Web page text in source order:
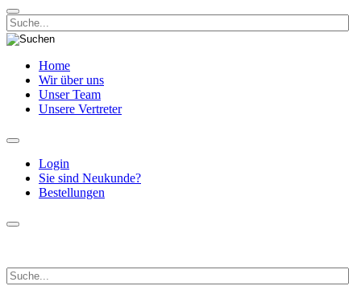
Home
Wir über uns
Unser Team
Unsere Vertreter
Login
Sie sind Neukunde?
Bestellungen